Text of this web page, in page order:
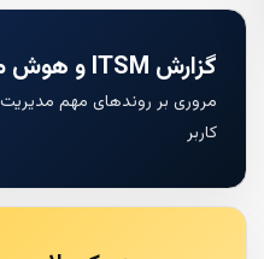
گزارش ITSM و هوش مصنوعی
مروری بر روندهای مهم
کاربر